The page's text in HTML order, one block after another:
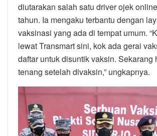
diutarakan salah satu driver ojek
tahun. Ia mengaku terbantu dengan
vaksinasi yang ada di tempat umum.
lewat Transmart sini, kok ada gerai
daftar untuk disuntik vaksin. Sekarang
tenang setelah divaksin,” ungkapnya.